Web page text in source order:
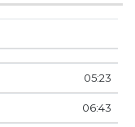
05:23
06:43